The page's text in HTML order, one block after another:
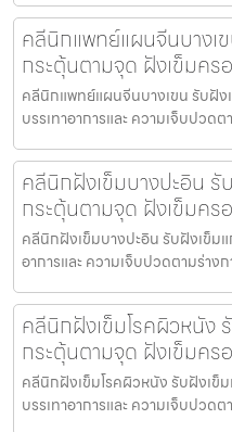
คลีนิกแพทย์แผนจีนบางเ
กระตุ้นตามจุด ฝังเข็มคร
คลีนิกแพทย์แผนจีนบางเขน รับฝัง
บรรเทาอาการและ ความเจ็บปว
คลีนิกฝังเข็มบางปะอิน รั
กระตุ้นตามจุด ฝังเข็มคร
คลีนิกฝังเข็มบางปะอิน รับฝังเข็ม
อาการและ ความเจ็บปวดตามร่าง
คลีนิกฝังเข็มโรคผิวหนัง
กระตุ้นตามจุด ฝังเข็มคร
คลีนิกฝังเข็มโรคผิวหนัง รับฝังเข็
บรรเทาอาการและ ความเจ็บปวด